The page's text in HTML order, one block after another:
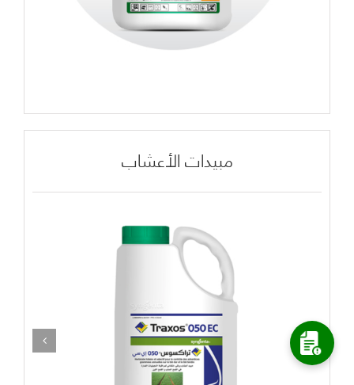
مبيدات الأعشاب